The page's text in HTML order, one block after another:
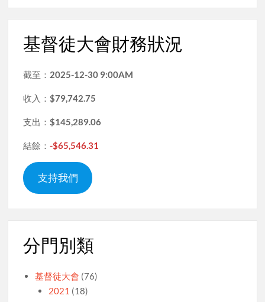
基督徒大會財務狀況
截至： 2025-12-30 9:00AM
收入：$79,742.75
支出：$145,289.06
結餘：-$65,546.31
支持我們
分門別類
基督徒大會 (76)
2021 (18)